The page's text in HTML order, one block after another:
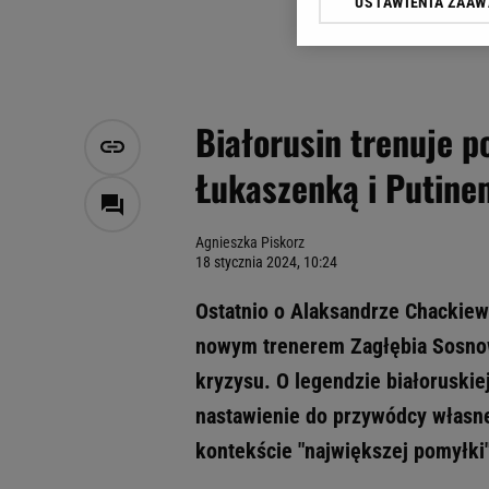
Białorusin trenuje
Łukaszenką i
Agnieszka Piskorz
18 stycznia 2024, 10:24
Ostatnio o Alaksandrze
nowym trenerem Zagłębia
kryzysu. O legendzie
nastawienie do przywódcy
kontekście "największej
Klikając „Akceptuję”
Zaufanych Partnerów i
My, nasi Zaufani
Użycie dokładnych
Przechowywanie
badnie odbiorców i